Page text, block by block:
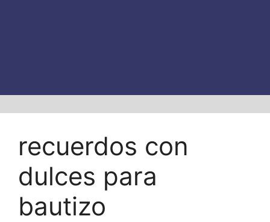
recuerdos con
dulces para
bautizo